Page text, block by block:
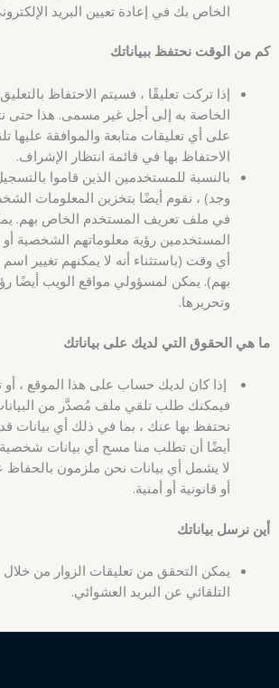
الخاص بك في إعادة تعيين البريد
كم من الوقت نحتفظ ببياناتك
إذا تركت تعليقًا ، فسيتم الاحتفاظ
الخاصة به إلى أجل غير مسمى. هذا حتى
على أي تعليقات متابعة والموافقة عليها
الاحتفاظ بها في قائمة انتظار الإشراف.
بالنسبة للمستخدمين الذين قاموا
وجد) ، نقوم أيضًا بتخزين المعلومات
في ملف تعريف المستخدم الخاص بهم.
المستخدمين رؤية معلوماتهم الشخصية أو
أي وقت (باستثناء أنه لا يمكنهم تغيير
بهم). يمكن لمسؤولي مواقع الويب أيضًا
وتحريرها.
ما هي الحقوق التي لديك على بياناتك
إذا كان لديك حساب على هذا الموقع ، أو
فيمكنك طلب تلقي ملف مُصدَّر من
نحتفظ بها عنك ، بما في ذلك أي بيانات
أيضًا أن تطلب منا مسح أي بيانات
لا يشمل أي بيانات نحن ملزمون بالحفاظ
أو قانونية أو أمنية.
أين نرسل بياناتك
يمكن التحقق من تعليقات الزوار من
التلقائي عن البريد العشوائي.